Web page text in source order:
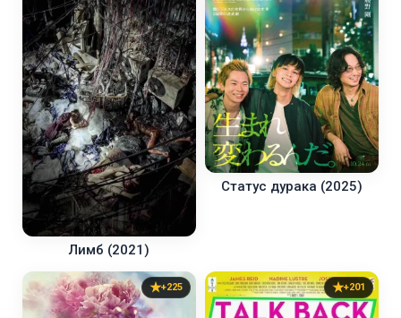
Лимб (2021)
Статус дурака (2025)
+225 +201